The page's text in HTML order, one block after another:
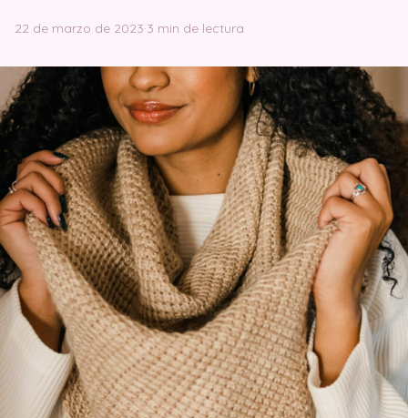
22 de marzo de 2023·3 min de lectura